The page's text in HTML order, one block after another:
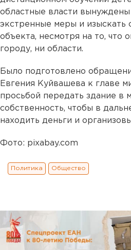
областные власти
экстренные меры и изыскать
объекта, несмотря на то, что
городу, ни области.
Было подготовлено
Евгения Куйвашева к главе
просьбой передать здание в
собственность, чтобы в
находить деньги и
Фото: pixabay.com
Политика Общество